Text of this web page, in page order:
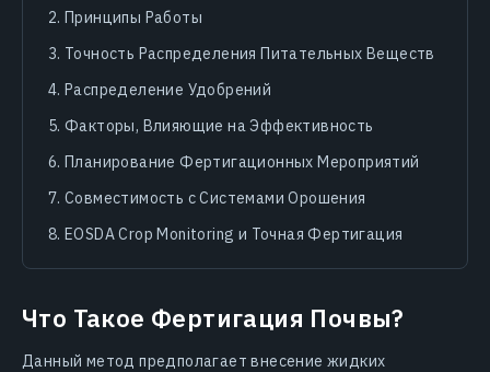
Принципы Работы
Точность Распределения Питательных Веществ
Распределение Удобрений
Факторы, Влияющие на Эффективность
Планирование Фертигационных Мероприятий
Совместимость с Системами Орошения
EOSDA Crop Monitoring и Точная Фертигация
Что Такое Фертигация Почвы?
Данный метод предполагает внесение жидких